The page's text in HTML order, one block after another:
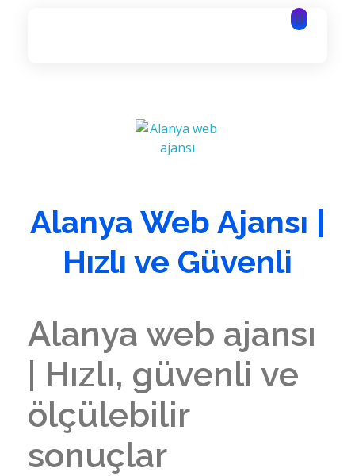
Alanya Web Ajansı |
Hızlı ve Güvenli
Alanya web ajansı
| Hızlı, güvenli ve
ölçülebilir
sonuçlar